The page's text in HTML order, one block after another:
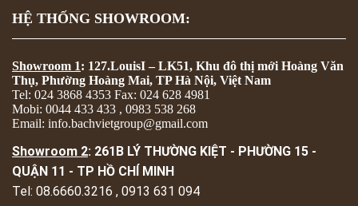
HỆ THỐNG SHOWROOM:
Showroom 1: 127.LouisI – LK51, Khu đô thị mới Hoàng Văn
Thụ, Phường Hoàng Mai, TP Hà Nội, Việt Nam
Tel: 024 3868 4353 Fax: 024 628 4981
Mobi: 0044 433 433 , 0983 538 268
Email: info.bachvietgroup@gmail.com
Showroom 2: 261B LÝ THƯỜNG KIỆT - PHƯỜNG 15 -
QUẬN 11 - TP HỒ CHÍ MINH
Tel: 08.6660.3216 , 0913 631 094